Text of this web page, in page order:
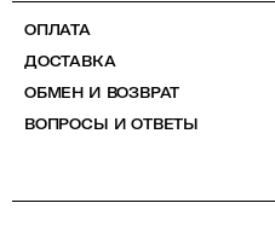
ОПЛАТА
ДОСТАВКА
ОБМЕН И ВОЗВРАТ
ВОПРОСЫ И ОТВЕТЫ